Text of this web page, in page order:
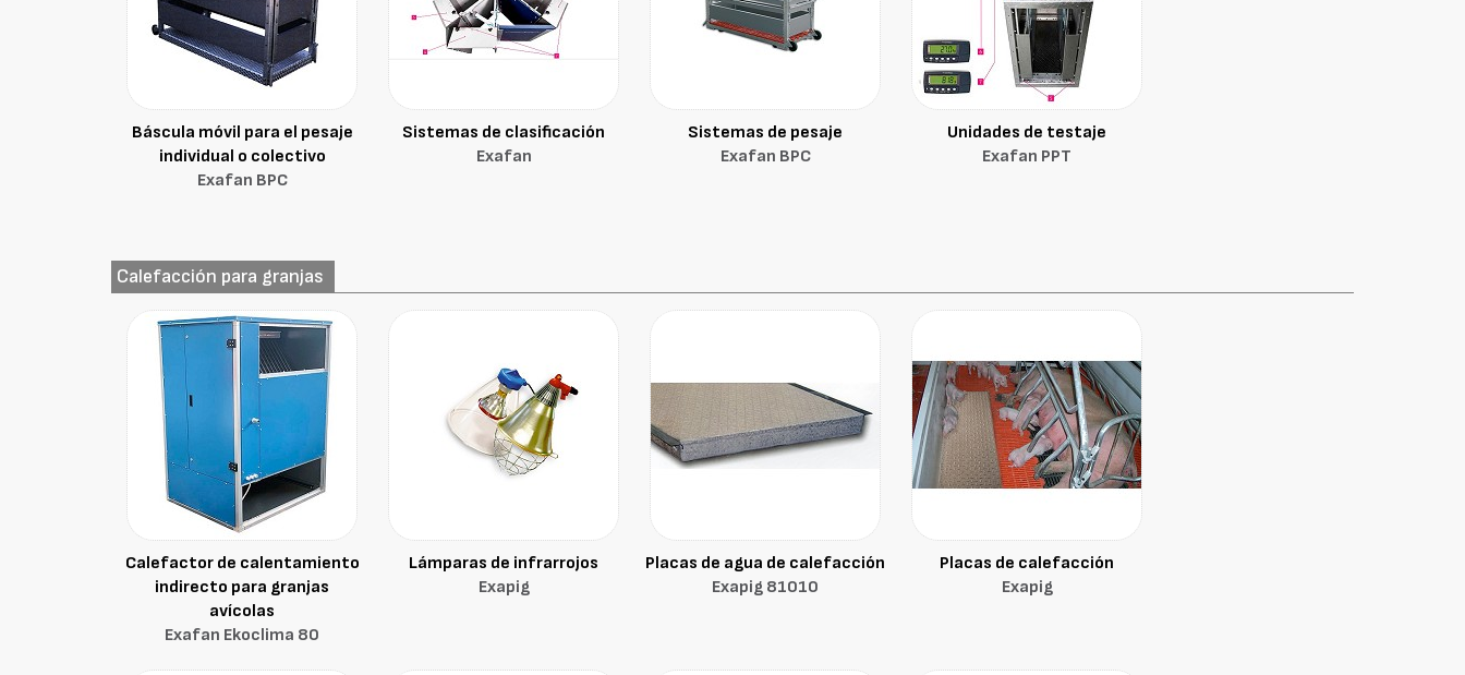
Báscula móvil para el pesaje
individual o colectivo
Exafan BPC
Sistemas de clasificación
Exafan
Sistemas de pesaje
Exafan BPC
Unidades de testaje
Exafan PPT
Calefacción para granjas
Calefactor de calentamiento
indirecto para granjas
avícolas
Exafan Ekoclima 80
Lámparas de infrarrojos
Exapig
Placas de agua de calefacción
Exapig 81010
Placas de calefacción
Exapig